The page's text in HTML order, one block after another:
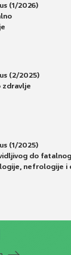
(1/2026)
(2/2025)
zdravlje
(1/2025)
do
nefrologije i